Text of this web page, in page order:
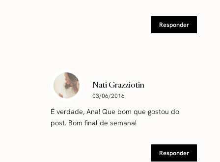
Responder
Nati Grazziotin
03/06/2016
É verdade, Ana! Que bom que gostou do
post. Bom final de semana!
Responder